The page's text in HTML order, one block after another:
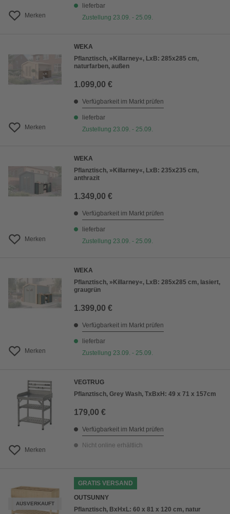
Merken
lieferbar
Zustellung 23.09. - 25.09.
Merken
WEKA
Pflanztisch, »Killarney«, LxB: 285x285 cm,
naturfarben, außen
1.099,00 €
Verfügbarkeit im Markt prüfen
lieferbar
Zustellung 23.09. - 25.09.
Merken
WEKA
Pflanztisch, »Killarney«, LxB: 235x235 cm,
anthrazit
1.349,00 €
Verfügbarkeit im Markt prüfen
lieferbar
Zustellung 23.09. - 25.09.
Merken
WEKA
Pflanztisch, »Killarney«, LxB: 285x285 cm, lasiert,
graugrün
1.399,00 €
Verfügbarkeit im Markt prüfen
lieferbar
Zustellung 23.09. - 25.09.
Merken
VEGTRUG
Pflanztisch, Grey Wash, TxBxH: 49 x 71 x 157cm
179,00 €
Verfügbarkeit im Markt prüfen
Nicht online erhältlich
AUSVERKAUFT
GRATIS VERSAND
OUTSUNNY
Pflanztisch, BxHxL: 60 x 81 x 120 cm, natur